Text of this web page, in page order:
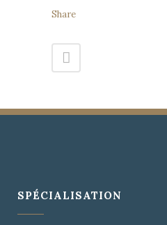
Share
SPÉCIALISATION